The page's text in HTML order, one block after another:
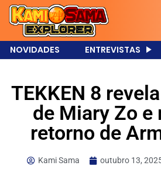
NOVIDADES ENTREVISTAS
TEKKEN 8
de Miary Zo e
retorno de
Kami Sama outubro 13,